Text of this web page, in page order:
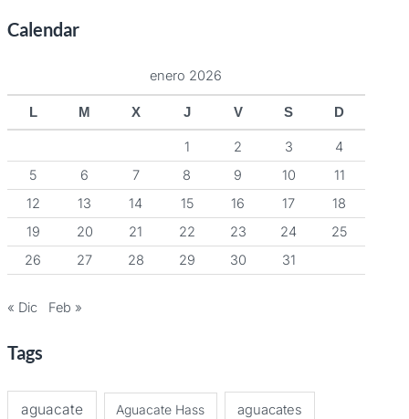
Calendar
enero 2026
L M X J V S D
1 2 3
4
5
6 7 8 9 10
11
12
13 14 15 16 17
18
19
20 21 22 23 24
25
26
27 28 29 30 31
« Dic Feb »
Tags
aguacate Aguacate Hass aguacates